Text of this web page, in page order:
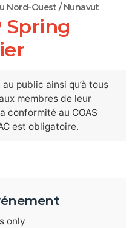
Nord-Ouest / Nunavut
Spring
public ainsi qu’à tous
membres de leur
conformité au COAS
est obligatoire.
only